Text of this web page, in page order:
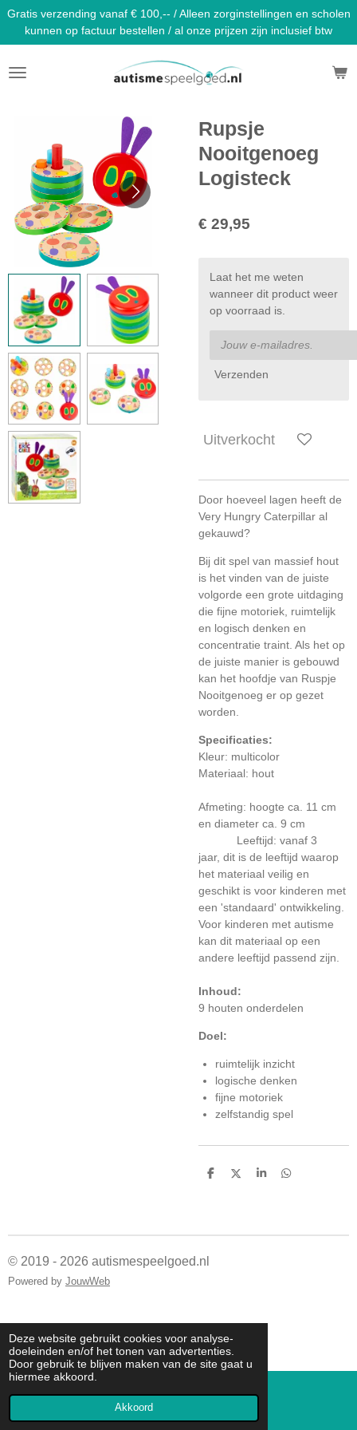
Deze website gebruikt cookies voor analyse-
doeleinden en/of het tonen van advertenties.
Door gebruik te blijven maken van de site gaat u
hiermee akkoord.
Akkoord
Ga
direct
naar
de
hoofdinhoud
Gratis verzending vanaf € 100,-- / Alleen zorginstellingen en scholen
kunnen op factuur bestellen / al onze prijzen zijn inclusief btw
Rupsje
Nooitgenoeg
Logisteck
€ 29,95
Laat het me weten
wanneer dit product weer
op voorraad is.
Verzenden
Uitverkocht
Door hoeveel lagen heeft de
Very Hungry Caterpillar al
gekauwd?
Bij dit spel van massief hout
is het vinden van de juiste
volgorde een grote uitdaging
die fijne motoriek, ruimtelijk
en logisch denken en
concentratie traint. Als het op
de juiste manier is gebouwd
kan het hoofdje van Ruspje
Nooitgenoeg er op gezet
worden.
Specificaties:
Kleur: multicolor
Materiaal: hout
Afmeting: hoogte ca. 11 cm
en diameter ca. 9 cm
Leeftijd: vanaf 3
jaar, dit is de leeftijd waarop
het materiaal veilig en
geschikt is voor kinderen met
een 'standaard' ontwikkeling.
Voor kinderen met autisme
kan dit materiaal op een
andere leeftijd passend zijn.
Inhoud:
9 houten onderdelen
Doel:
ruimtelijk inzicht
logische denken
fijne motoriek
zelfstandig spel
D
D
S
D
© 2019 - 2026 autismespeelgoed.nl
Powered by JouwWeb